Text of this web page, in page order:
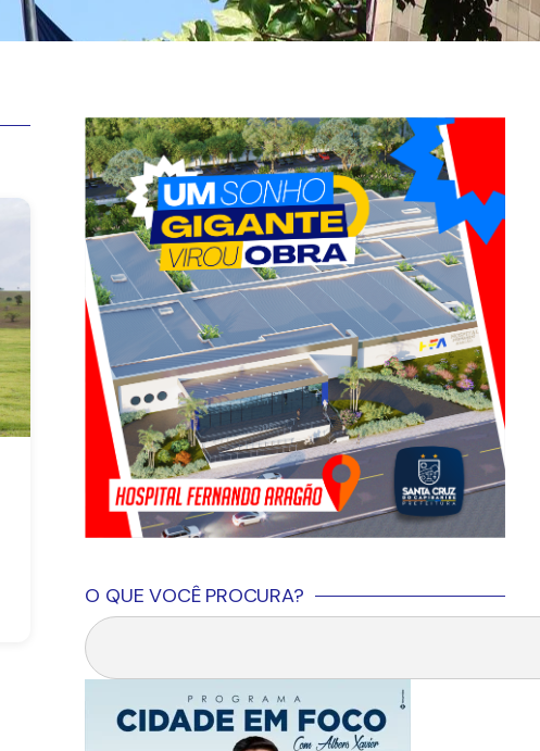
O QUE VOCÊ PROCURA?